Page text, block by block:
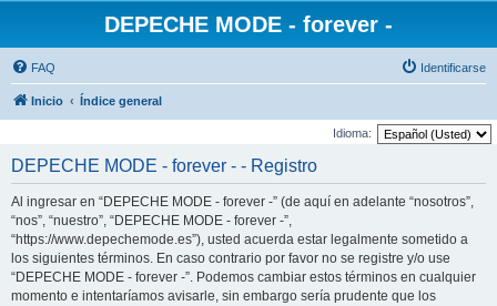
DEPECHE MODE - forever -
FAQ Identificarse
Inicio Índice general
Idioma:
DEPECHE MODE - forever - - Registro
Al ingresar en “DEPECHE MODE - forever -” (de aquí en adelante “nosotros”,
“nos”, “nuestro”, “DEPECHE MODE - forever -”,
“https://www.depechemode.es”), usted acuerda estar legalmente sometido a
los siguientes términos. En caso contrario por favor no se registre y/o use
“DEPECHE MODE - forever -”. Podemos cambiar estos términos en cualquier
momento e intentaríamos avisarle, sin embargo sería prudente que los